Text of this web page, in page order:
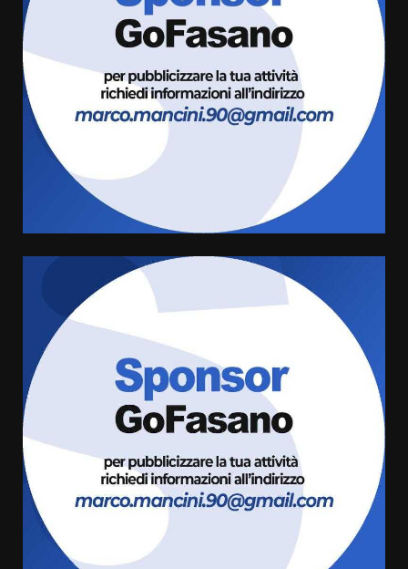
Serie D, l’Us Fasano è escluso
dal campionato
5 Agosto 2026 17:30
Truffatori in azione nelle
frazioni fasanesi
al Prefetto: “Noi cittadini di
serie B”
5 Agosto 2026 06:15
A Savelletri torna la Sagra del
Pesce Spada: appuntamento a
sabato 8 agosto
5 Agosto 2026 06:10
Grazia Neglia, coordinatrice
cittadina di Fratelli d’Italia,
pronta a tornare in Consiglio
comunale
6 Agosto 2026 08:00